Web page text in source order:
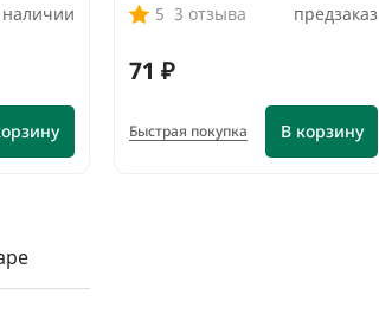
наличии
5 3 отзыва предзаказ
71 ₽
В корзину
Быстрая покупка